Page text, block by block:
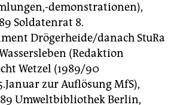
demonstrationen),
Soldatenrat 8.
Drögerheide/danach StuRa
(Redaktion
Wetzel (1989/90
zur Auflösung MfS),
Umweltbibliothek Berlin,